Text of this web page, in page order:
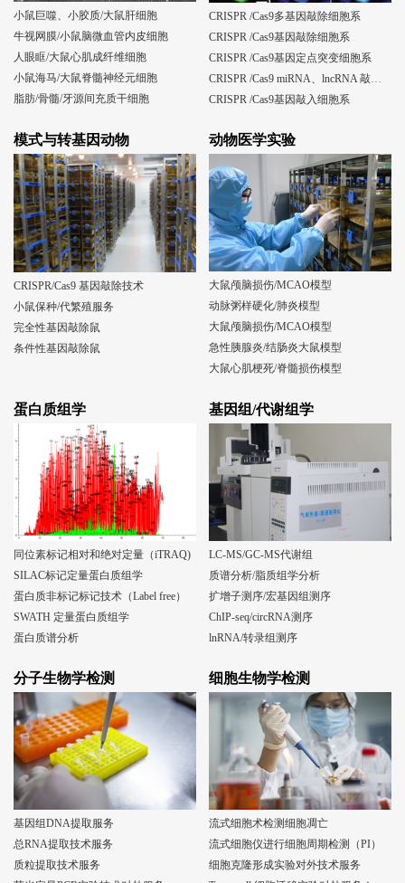
小鼠巨噬、小胶质/大鼠肝细胞
牛视网膜/小鼠脑微血管内皮细胞
人眼眶/大鼠心肌成纤维细胞
小鼠海马/大鼠脊髓神经元细胞
脂肪/骨髓/牙源间充质干细胞
CRISPR /Cas9多基因敲除细胞系
CRISPR /Cas9基因敲除细胞系
CRISPR /Cas9基因定点突变细胞系
CRISPR /Cas9基因敲入细胞系
模式与转基因动物
CRISPR/Cas9 基因敲除技术
小鼠保种/代繁殖服务
完全性基因敲除鼠
条件性基因敲除鼠
动物医学实验
大鼠颅脑损伤/MCAO模型
动脉粥样硬化/肺炎模型
大鼠颅脑损伤/MCAO模型
急性胰腺炎/结肠炎大鼠模型
大鼠心肌梗死/脊髓损伤模型
蛋白质组学
同位素标记相对和绝对定量（iTRAQ)
SILAC标记定量蛋白质组学
蛋白质非标记标记技术（Label free）
SWATH 定量蛋白质组学
蛋白质谱分析
基因组/代谢组学
LC-MS/GC-MS代谢组
质谱分析/脂质组学分析
扩增子测序/宏基因组测序
ChIP-seq/circRNA测序
lnRNA/转录组测序
分子生物学检测
基因组DNA提取服务
总RNA提取技术服务
质粒提取技术服务
细胞生物学检测
流式细胞术检测细胞凋亡
流式细胞仪进行细胞周期检测（PI）
细胞克隆形成实验对外技术服务